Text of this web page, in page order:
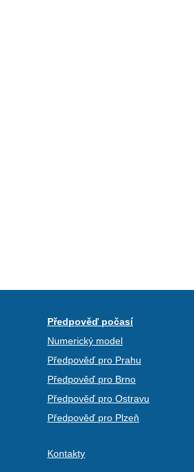
Předpověď počasí
Numerický model
Předpověď pro Prahu
Předpověď pro Brno
Předpověď pro Ostravu
Předpověď pro Plzeň
Kontakty